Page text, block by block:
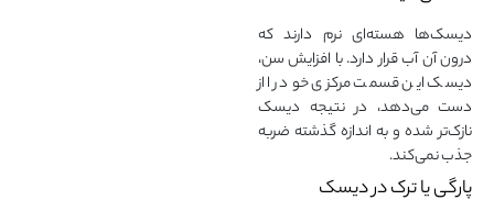
دیسک‌ها هسته‌ای نرم دارند که
درون آن آب قرار دارد. با افزایش سن،
دیسک این قسمت مرکزی خود را از
دست می‌دهد، در نتیجه دیسک
نازک‌تر شده و به اندازه گذشته ضربه
جذب نمی‌کند.
پارگی یا ترک در دیسک